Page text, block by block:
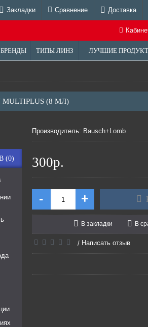
Закладки Сравнение Доставка
БРЕНДЫ ТИПЫ ЛИНЗ ЛУЧШИЕ
MULTIPLUS (8 МЛ)
(0)
Производитель: Bausch+Lomb
300р.
- +
В закладки В
/ Написать отзыв